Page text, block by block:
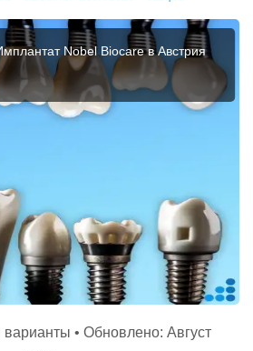
Nobel Biocare в Австрия
• Обновлено: Август